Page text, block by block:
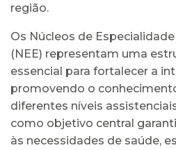
região.
Os Núcleos de
(NEE) representam uma
essencial para fortalecer a
promovendo o
diferentes níveis
como objetivo central
às necessidades de saúde,